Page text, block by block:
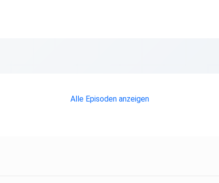
Alle Episoden anzeigen